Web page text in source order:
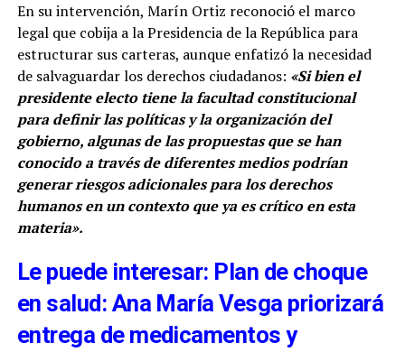
En su intervención, Marín Ortiz reconoció el marco
legal que cobija a la Presidencia de la República para
estructurar sus carteras, aunque enfatizó la necesidad
de salvaguardar los derechos ciudadanos: «Si bien el
presidente electo tiene la facultad constitucional
para definir las políticas y la organización del
gobierno, algunas de las propuestas que se han
conocido a través de diferentes medios podrían
generar riesgos adicionales para los derechos
humanos en un contexto que ya es crítico en esta
materia».
Le puede interesar: Plan de choque
en salud: Ana María Vesga priorizará
entrega de medicamentos y